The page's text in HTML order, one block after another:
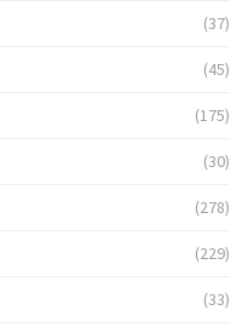
(37)
(45)
(175)
(30)
(278)
(229)
(33)